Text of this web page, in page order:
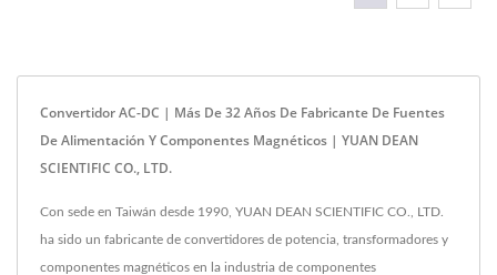
Convertidor AC-DC | Más De 32 Años De Fabricante De Fuentes
De Alimentación Y Componentes Magnéticos | YUAN DEAN
SCIENTIFIC CO., LTD.
Con sede en Taiwán desde 1990, YUAN DEAN SCIENTIFIC CO., LTD.
ha sido un fabricante de convertidores de potencia, transformadores y
componentes magnéticos en la industria de componentes